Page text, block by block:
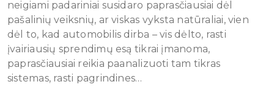
neigiami padariniai susidaro paprasčiausiai dėl
pašalinių veiksnių, ar viskas vyksta natūraliai, vien
dėl to, kad automobilis dirba – vis dėlto, rasti
įvairiausių sprendimų esą tikrai įmanoma,
paprasčiausiai reikia paanalizuoti tam tikras
sistemas, rasti pagrindines…